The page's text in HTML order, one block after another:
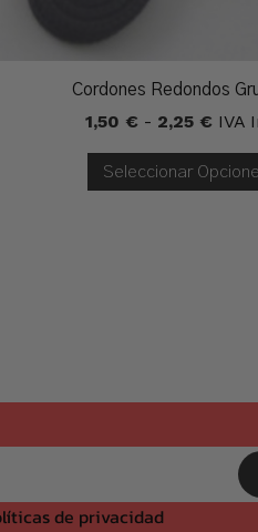
Cordones Redondos
1,50 € - 2,25 €
1,50
IVA
Seleccionar
de privacidad